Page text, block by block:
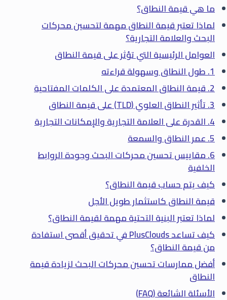
ما هي قيمة النطاق؟
لماذا تعتبر قيمة النطاق مهمة لتحسين محركات
البحث والعلامة التجارية؟
العوامل الرئيسية التي تؤثر على قيمة النطاق
1. طول النطاق وسهولة قراءته
2. قيمة النطاق المعتمدة على الكلمات المفتاحية
3. تأثير النطاق العلوي (TLD) على قيمة النطاق
4. القدرة على العلامة التجارية والإمكانات التجارية
5. عمر النطاق والسمعة
6. مقاييس تحسين محركات البحث وجودة الروابط
الخلفية
كيف يتم حساب قيمة النطاق؟
قيمة النطاق كاستثمار طويل الأجل
لماذا تعتبر البنية التحتية مهمة لقيمة النطاق؟
كيف تساعد PlusClouds في تحقيق أقصى استفادة
من قيمة النطاق؟
أفضل ممارسات تحسين محركات البحث لزيادة قيمة
النطاق
الأسئلة الشائعة (FAQ)